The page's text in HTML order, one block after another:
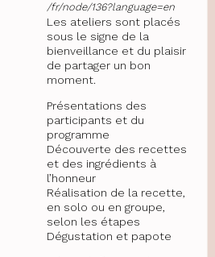
/fr/node/136?language=en
Les ateliers sont placés
sous le signe de la
bienveillance et du plaisir
de partager un bon
moment.
Présentations des
participants et du
programme
Découverte des recettes
et des ingrédients à
l’honneur
Réalisation de la recette,
en solo ou en groupe,
selon les étapes
Dégustation et papote